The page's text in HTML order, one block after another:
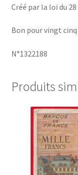
Créé par la loi du
Bon pour vingt
N°1322188
Produits